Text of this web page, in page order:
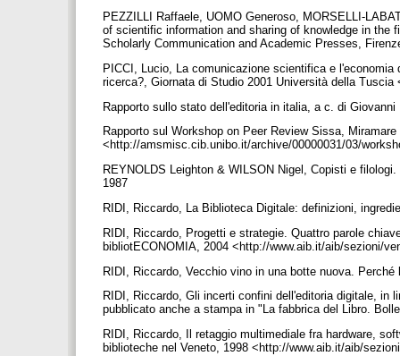
PEZZILLI Raffaele, UOMO Generoso, MORSELLI-
of scientific information and sharing of knowledge in the
Scholarly Communication and Academic Presses,
PICCI, Lucio, La comunicazione scientifica e
ricerca?, Giornata di Studio 2001 Università della
Rapporto sullo stato dell'editoria in italia, a c. di
Rapporto sul Workshop on Peer Review Sissa,
<http://amsmisc.cib.unibo.it/archive/00000031/03/
REYNOLDS Leighton & WILSON Nigel, Copisti e
1987
RIDI, Riccardo, La Biblioteca Digitale: definizioni,
RIDI, Riccardo, Progetti e strategie. Quattro parole
bibliotECONOMIA, 2004 <http://www.aib.it/aib/sezioni/
RIDI, Riccardo, Vecchio vino in una botte nuova.
RIDI, Riccardo, Gli incerti confini dell'editoria digitale, in
pubblicato anche a stampa in "La fabbrica del Libro.
RIDI, Riccardo, Il retaggio multimediale fra hardware,
biblioteche nel Veneto, 1998 <http://www.aib.it/aib/